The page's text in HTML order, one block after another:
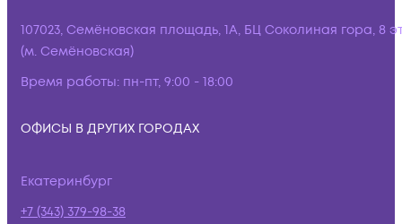
107023, Семёновская площадь, 1А, БЦ Соколиная гора, 8
(м. Семёновская)
Время работы: пн-пт, 9:00 - 18:00
ОФИСЫ В ДРУГИХ ГОРОДАХ
Екатеринбург
+7 (343) 379-98-38